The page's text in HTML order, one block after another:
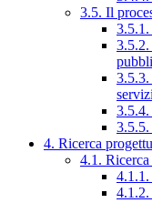
3.5. Il
3.5.1.
3.5.2.
3.5.3.
3.5.4.
3.5.5.
4. Ricerca
4.1.
4.1.2.